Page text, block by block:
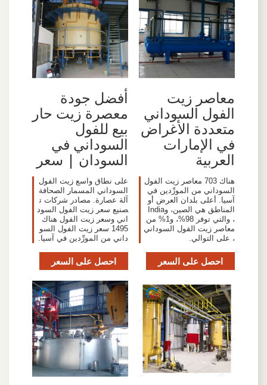
معاصر زيت
الفول السوداني
متعددة الأغراض
في الإمارات
العربية
هناك 703 معاصر زيت الفول
السوداني من المورِّدين في
آسيا. أعلى بلدان العرض أو
المناطق هي الصين، وIndia
، والتي توفر 98%، و1% من
معاصر زيت الفول السوداني
، على التوالي.
احصل على السعر
أفضل جودة
معصرة زيت حار
بيع للفول
السوداني في
السودان | سعر
على نطاق واسع زيت الفول
السوداني المسمار الصحافة
آلة عصارة. مصادر شركات ت
صنيع سعر زيت الفول السود
اني وسعر زيت الفول هناك
1495 سعر زيت الفول السو
داني من المورِّدين في آسيا.
احصل على السعر